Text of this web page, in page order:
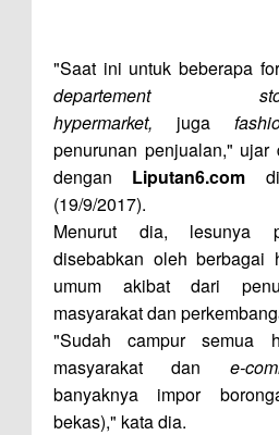
"Saat ini untuk beberapa
departement
hypermarket, juga
penurunan penjualan," ujar
dengan Liputan6.com
(19/9/2017).
Menurut dia, lesunya
disebabkan oleh berbagai
umum akibat dari
masyarakat dan
"Sudah campur
masyarakat dan e-
banyaknya impor
bekas)," kata dia.